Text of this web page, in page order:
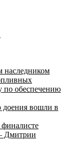
наследником
по обеспечению
доения вошли в
Дмитрии